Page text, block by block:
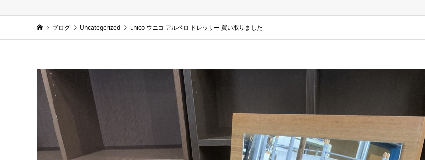
ブログ Uncategorized unico ウニコ アルベロ ドレッサー 買い取りました